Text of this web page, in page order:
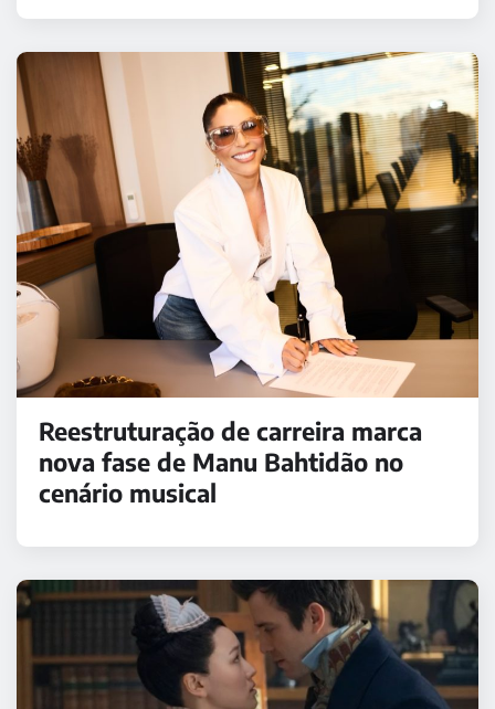
Reestruturação de carreira marca
nova fase de Manu Bahtidão no
cenário musical